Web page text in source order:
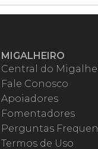
MIGALHEIRO
Central do
Fale Conosco
Apoiadores
Fomentadores
Perguntas
Termos de Uso